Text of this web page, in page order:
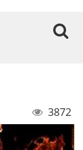
3872